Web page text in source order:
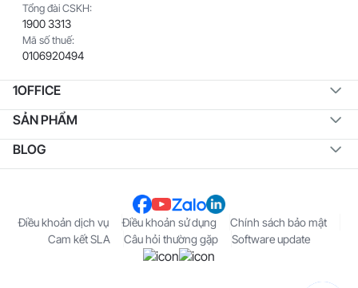
Tổng đài CSKH:
1900 3313
Mã số thuế:
0106920494
1OFFICE
SẢN PHẨM
BLOG
Điều khoản dịch vụ Điều khoản sử dụng
Chính sách bảo mật
Cam kết SLA
Câu hỏi thường gặp Software update